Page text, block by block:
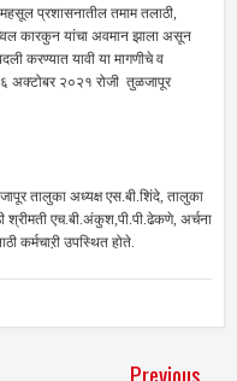
प्रशासनातील तमाम तलाठी,
कारकुन यांचा अवमान झाला असून
करण्यात यावी या मागणीचे व
अक्टोबर २०२१ रोजी तुळजापूर
तालुका अध्यक्ष एस.बी.शिंदे, तालुका
श्रीमती एच.बी.अंकुश,पी.पी.ढेकणे, अर्चना
कर्मचाऱी उपस्थित होते.
Previous